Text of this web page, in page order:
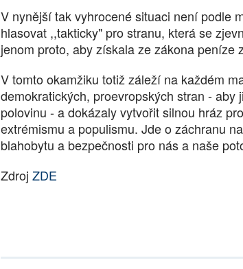
V nynější tak vyhrocené situaci není podle
hlasovat ,,takticky" pro stranu, která se
jenom proto, aby získala ze zákona peníze
V tomto okamžiku totiž záleží na každém
demokratických, proevropských stran - aby
polovinu - a dokázaly vytvořit silnou hráz
extrémismu a populismu. Jde o záchranu
blahobytu a bezpečnosti pro nás a naše
Zdroj ZDE